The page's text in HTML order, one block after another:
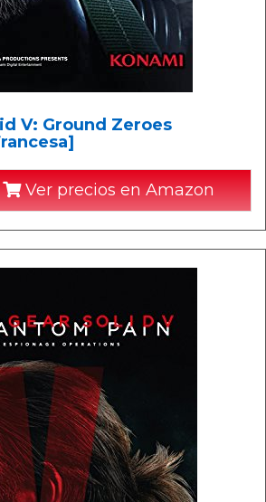
V: Ground Zeroes
Ver precios en Amazon